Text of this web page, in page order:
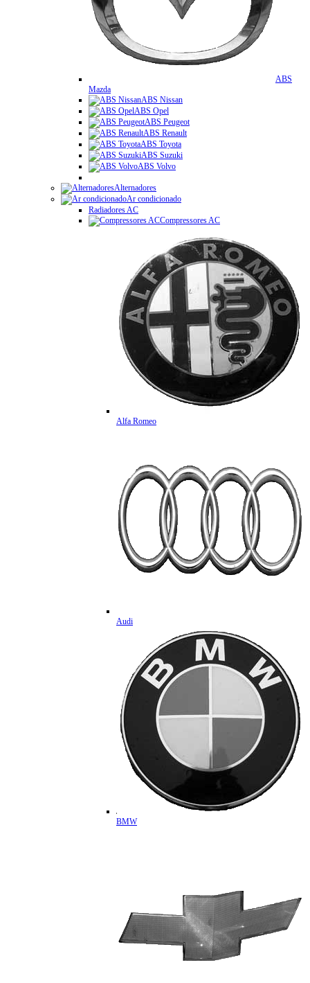
ABS
Mazda
ABS Nissan
ABS Opel
ABS Peugeot
ABS Renault
ABS Toyota
ABS Suzuki
ABS Volvo
Alternadores
Ar condicionado
Radiadores AC
Compressores AC
Alfa Romeo
Audi
BMW